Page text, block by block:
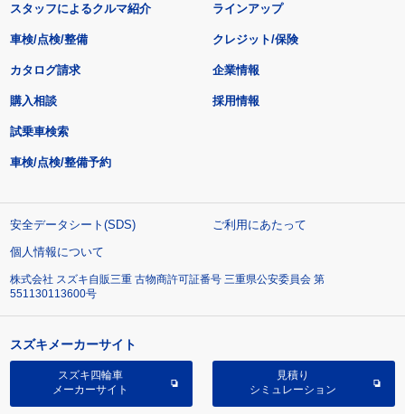
スタッフによるクルマ紹介 ラインアップ
車検/点検/整備 クレジット/保険
カタログ請求
購入相談
試乗車検索
車検/点検/整備予約
企業情報
採用情報
安全データシート(SDS)
ご利用にあたって
個人情報について
株式会社 スズキ自販三重 古物商許可証番号 三重県公安委員会 第
551130113600号
スズキメーカーサイト
スズキ四輪車
メーカーサイト
見積り
シミュレーション